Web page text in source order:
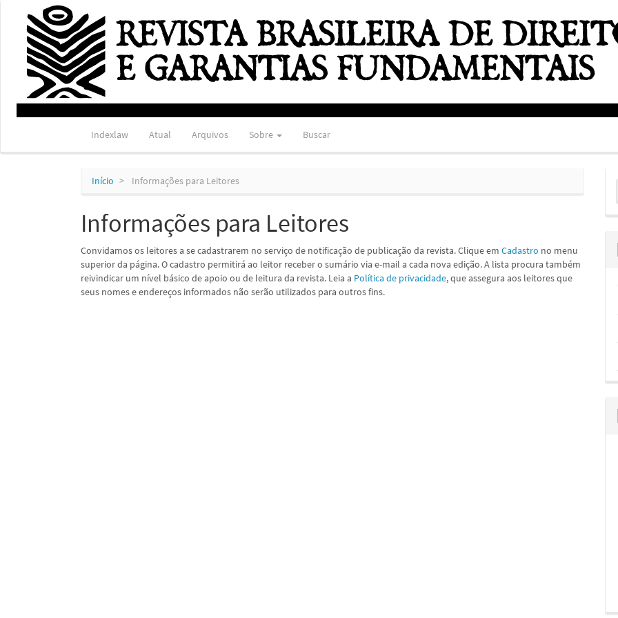
Navegação
Principal
Conteúdo
principal
Barra
Lateral
Indexlaw Atual Arquivos Sobre Buscar
Início Informações para Leitores
Informações para Leitores
Convidamos os leitores a se cadastrarem no serviço de notificação de publicação da revista. Clique em Cadastro no menu
superior da página. O cadastro permitirá ao leitor receber o sumário via e-mail a cada nova edição. A lista procura também
reivindicar um nível básico de apoio ou de leitura da revista. Leia a Política de privacidade, que assegura aos leitores que
seus nomes e endereços informados não serão utilizados para outros fins.